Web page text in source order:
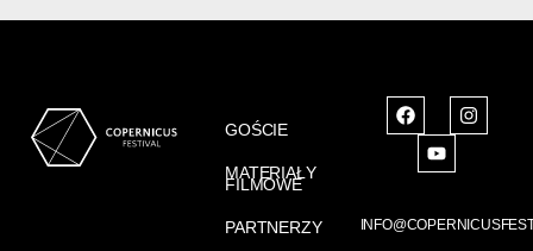
GOŚCIE
MATERIAŁY
FILMOWE
PARTNERZY